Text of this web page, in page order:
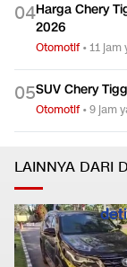
04Harga Chery
2026
Otomotif•11 jam
05SUV Chery
Otomotif•9 jam
LAINNYA DARI